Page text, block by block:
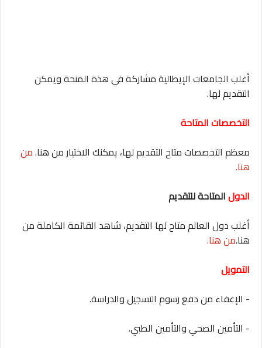
أغلب الجامعات الإيطالية مشاركة في هذة المنحة ويمكن
التقديم لها.
التخصصات المتاحة
معظم التخصصات متاح التقديم لها، يمكنك الاختيار من هنا.من
هنا.
الدولالمتاحة للتقديم
أغلب دول العالم متاح لها التقديم، شاهد القائمة الكاملة من
هنا.من هنا.
التمويل
- الإعفاء من دفع رسوم التسجيل والدراسة.
- التأمين الصحي والتأمين الطبي.